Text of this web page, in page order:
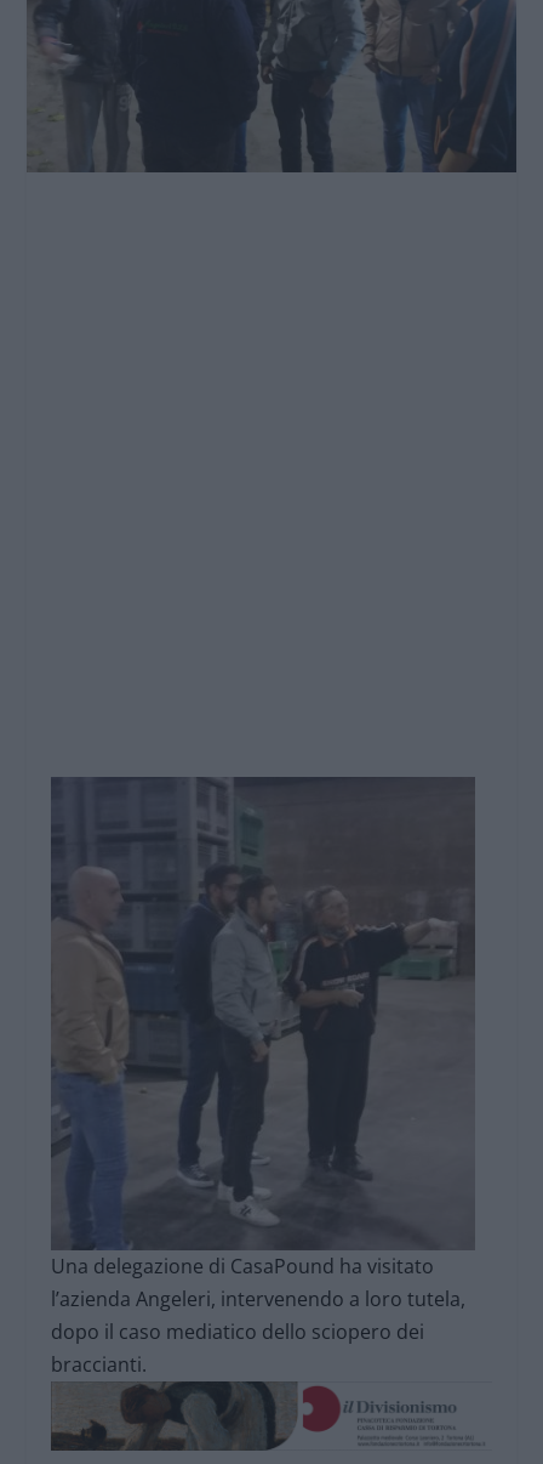
Una delegazione di CasaPound ha visitato
l’azienda Angeleri, intervenendo a loro tutela,
dopo il caso mediatico dello sciopero dei
braccianti.